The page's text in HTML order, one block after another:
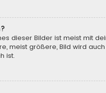
dieser Bilder ist meist mit
meist größere, Bild wird
ist.